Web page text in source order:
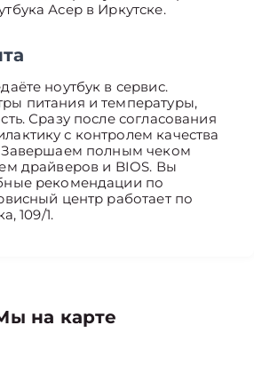
Асер в Иркутске.
ноутбук в сервис.
питания и температуры,
Сразу после согласования
с контролем качества
Завершаем полным чеком
драйверов и BIOS. Вы
рекомендации по
центр работает по
109/1.
на карте